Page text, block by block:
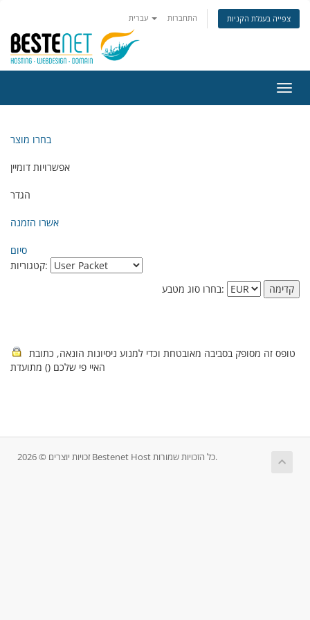
התחברות צפייה בעגלת הקניות
ניווט
בחרו מוצר
אפשרויות דומיין
הגדר
אשרו הזמנה
סיום
קטגוריות:
בחרו סוג מטבע:
טופס זה מסופק בסביבה מאובטחת וכדי למנוע ניסיונות הונאה, כתובת
האיי פי שלכם () מתועדת
זכויות יוצרים © 2026 Bestenet Host כל הזכויות שמורות.